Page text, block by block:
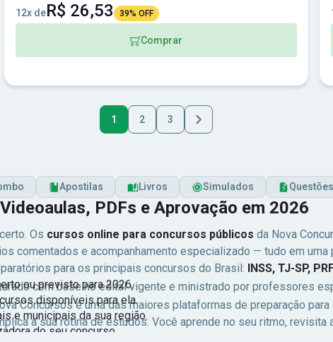
12x deR$ 26,53 39% OFF
Comprar
1 2 3
Apostilas Livros Simulados Questões
PDFs e Aprovação em 2026
Os cursos online para concursos públicos da Nova
comentados e acompanhamento especializado — tudo em
para os principais concursos do Brasil: INSS, TJ-SP,
com base no edital vigente e ministrado por professores
Concursos é uma das maiores plataformas de preparação
a sua rotina de estudos. Você aprende no seu ritmo,
bancas
ou previsto para 2026.
disponíveis para ela.
e municipais da sua região.
do seu concurso.